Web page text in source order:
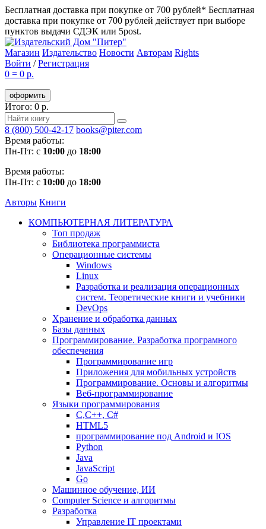
Бесплатная доставка при покупке от 700 рублей* Бесплатная
доставка при покупке от 700 рублей действует при выборе
пунктов выдачи СДЭК или 5post.
Магазин Издательство Новости Авторам Rights
Войти /Регистрация
0 = 0 р.
оформить
Итого: 0 р.
8 (800) 500-42-17 books@piter.com
Время работы:
Пн-Пт: с 10:00 до 18:00
Время работы:
Пн-Пт: с 10:00 до 18:00
Авторы Книги
КОМПЬЮТЕРНАЯ ЛИТЕРАТУРА
Топ продаж
Библиотека программиста
Операционные системы
Windows
Linux
Разработка и реализация операционных
систем. Теоретические книги и учебники
DevOps
Хранение и обработка данных
Базы данных
Программирование. Разработка програмного
обеспечения
Программирование игр
Приложения для мобильных устройств
Программирование. Основы и алгоритмы
Веб-программирование
Языки программирования
С,С++, С#
HTML5
программирование под Android и IOS
Python
Java
JavaScript
Go
Машинное обучение, ИИ
Computer Science и алгоритмы
Разработка
Управление IT проектами